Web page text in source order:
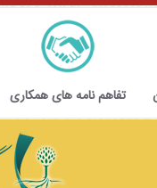
تفاهم نامه های همکاری